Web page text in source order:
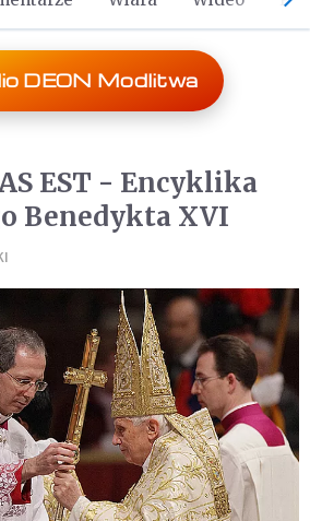
DEON Modlitwa
EST - Encyklika
Benedykta XVI